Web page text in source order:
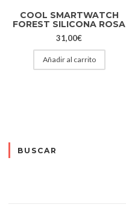
COOL SMARTWATCH
FOREST SILICONA ROSA
31,00€
Añadir al carrito
BUSCAR